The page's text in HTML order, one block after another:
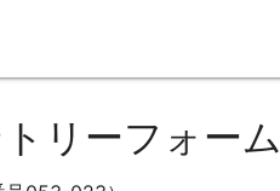
リーフォーム